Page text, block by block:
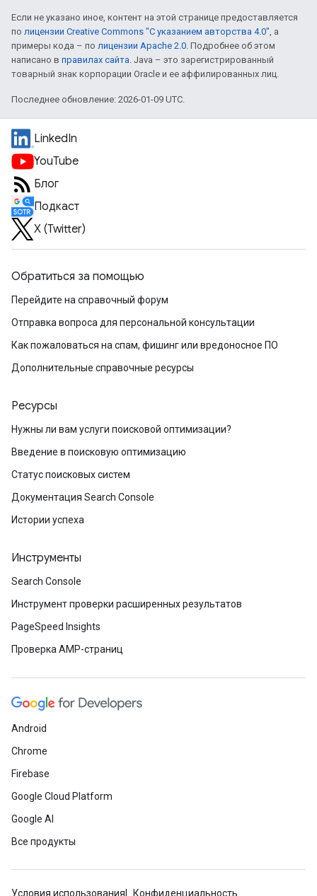
Если не указано иное, контент на этой странице предоставляется
по лицензии Creative Commons "С указанием авторства 4.0", а
примеры кода – по лицензии Apache 2.0. Подробнее об этом
написано в правилах сайта. Java – это зарегистрированный
товарный знак корпорации Oracle и ее аффилированных лиц.
Последнее обновление: 2026-01-09 UTC.
LinkedIn
YouTube
Блог
Подкаст
X (Twitter)
Обратиться за помощью
Перейдите на справочный форум
Отправка вопроса для персональной консультации
Как пожаловаться на спам, фишинг или вредоносное ПО
Дополнительные справочные ресурсы
Ресурсы
Нужны ли вам услуги поисковой оптимизации?
Введение в поисковую оптимизацию
Статус поисковых систем
Документация Search Console
Истории успеха
Инструменты
Search Console
Инструмент проверки расширенных результатов
PageSpeed Insights
Проверка AMP-страниц
Android
Chrome
Firebase
Google Cloud Platform
Google AI
Все продукты
Условия использования Конфиденциальность